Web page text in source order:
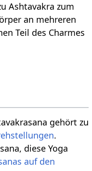
Ashtavakra zum
an mehreren
Teil des Charmes
gehört zu
.
diese Yoga
auf den